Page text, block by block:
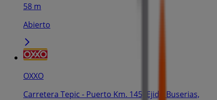
58 m
Abierto
OXXO
Carretera Tepic - Puerto Km. 145, Ejido Buserias,